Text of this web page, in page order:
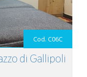
Cod. C06C
di Gallipoli